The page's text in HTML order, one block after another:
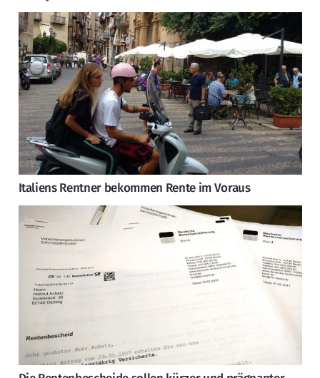
Italiens Rentner bekommen Rente im Voraus